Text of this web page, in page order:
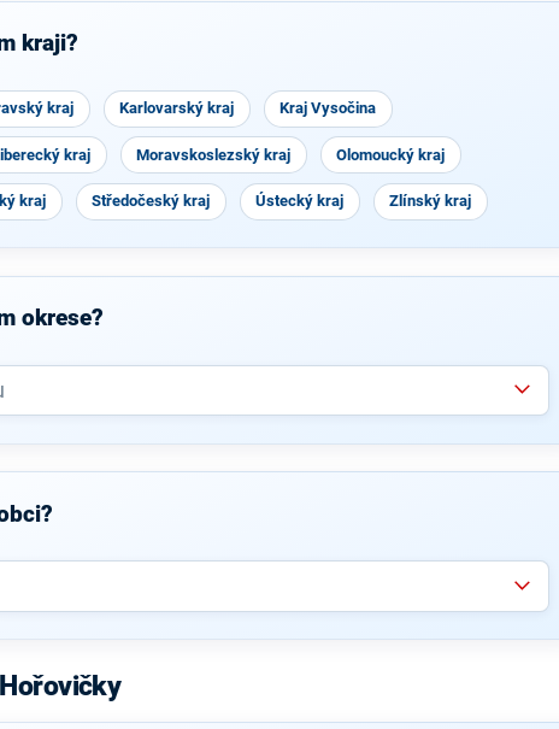
kraji?
kraj Karlovarský kraj Kraj Vysočina
kraj Moravskoslezský kraj Olomoucký kraj
kraj Středočeský kraj Ústecký kraj Zlínský kraj
okrese?